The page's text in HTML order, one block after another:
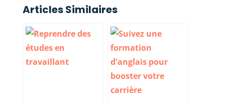
Articles Similaires